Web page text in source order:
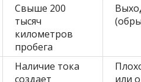
Свыше 200
тысяч
километров
пробега
Наличие тока
создает
или